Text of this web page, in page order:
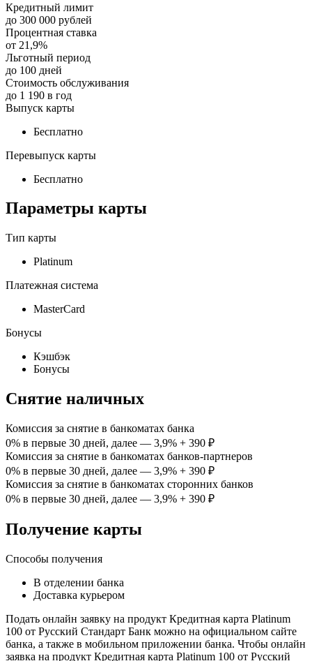
Кредитный лимит
до 300 000 рублей
Процентная ставка
от 21,9%
Льготный период
до 100 дней
Стоимость обслуживания
до 1 190 в год
Выпуск карты
Бесплатно
Перевыпуск карты
Бесплатно
Параметры карты
Тип карты
Platinum
Платежная система
MasterСard
Бонусы
Кэшбэк
Бонусы
Снятие наличных
Комиссия за снятие в банкоматах банка
0% в первые 30 дней, далее — 3,9% + 390 ₽
Комиссия за снятие в банкоматах банков-партнеров
0% в первые 30 дней, далее — 3,9% + 390 ₽
Комиссия за снятие в банкоматах сторонних банков
0% в первые 30 дней, далее — 3,9% + 390 ₽
Получение карты
Способы получения
В отделении банка
Доставка курьером
Подать онлайн заявку на продукт Кредитная карта Platinum
100 от Русский Стандарт Банк можно на официальном сайте
банка, а также в мобильном приложении банка. Чтобы онлайн
заявка на продукт Кредитная карта Platinum 100 от Русский